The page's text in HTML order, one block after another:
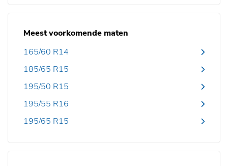
Meest voorkomende maten
165/60 R14
185/65 R15
195/50 R15
195/55 R16
195/65 R15